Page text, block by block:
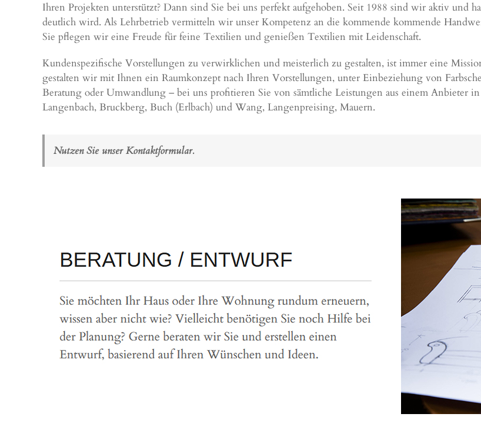
Ihren Projekten unterstützt? Dann sind Sie bei uns perfekt aufgehoben. Seit 1988 sind wir aktiv und
deutlich wird. Als Lehrbetrieb vermitteln wir unser Kompetenz an die kommende kommende
Sie pflegen wir eine Freude für feine Textilien und genießen Textilien mit Leidenschaft.
Kundenspezifische Vorstellungen zu verwirklichen und meisterlich zu gestalten, ist immer eine
gestalten wir mit Ihnen ein Raumkonzept nach Ihren Vorstellungen, unter Einbeziehung von
Beratung oder Umwandlung – bei uns profitieren Sie von sämtliche Leistungen aus einem Anbieter
Langenbach, Bruckberg, Buch (Erlbach) und Wang, Langenpreising, Mauern.
Nutzen Sie unser Kontaktformular.